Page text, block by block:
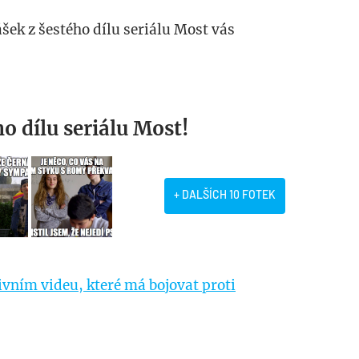
z šestého dílu seriálu Most vás
dílu seriálu Most!
+ DALŠÍCH 10 FOTEK
videu, které má bojovat proti